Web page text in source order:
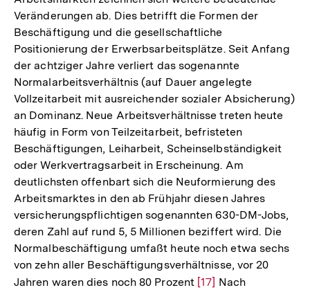
Veränderungen ab. Dies betrifft die Formen der
Beschäftigung und die gesellschaftliche
Positionierung der Erwerbsarbeitsplätze. Seit Anfang
der achtziger Jahre verliert das sogenannte
Normalarbeitsverhältnis (auf Dauer angelegte
Vollzeitarbeit mit ausreichender sozialer Absicherung)
an Dominanz. Neue Arbeitsverhältnisse treten heute
häufig in Form von Teilzeitarbeit, befristeten
Beschäftigungen, Leiharbeit, Scheinselbständigkeit
oder Werkvertragsarbeit in Erscheinung. Am
deutlichsten offenbart sich die Neuformierung des
Arbeitsmarktes in den ab Frühjahr diesen Jahres
versicherungspflichtigen sogenannten 630-DM-Jobs,
deren Zahl auf rund 5, 5 Millionen beziffert wird. Die
Normalbeschäftigung umfaßt heute noch etwa sechs
von zehn aller Beschäftigungsverhältnisse, vor 20
Jahren waren dies noch 80 Prozent Zur
[17] Nach